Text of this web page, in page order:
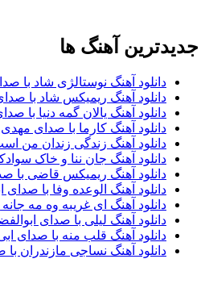
جدیدترین آهنگ ها
دانلود آهنگ نوستالژی شاد با
دانلود آهنگ ریمیکس شاد با
دانلود آهنگ یالان گمه دنیا با
دانلود آهنگ کارما با صدای
دانلود آهنگ زندگی زندان من
دانلود آهنگ جان ننا و خاک
دانلود آهنگ ریمیکس قاضی با
دانلود آهنگ الوعده وفا با صدای
دانلود آهنگ ای غریبه وه مه
دانلود آهنگ لیلی با صدای
دانلود آهنگ قلب منه با صدای
دانلود آهنگ نساجی مازندران